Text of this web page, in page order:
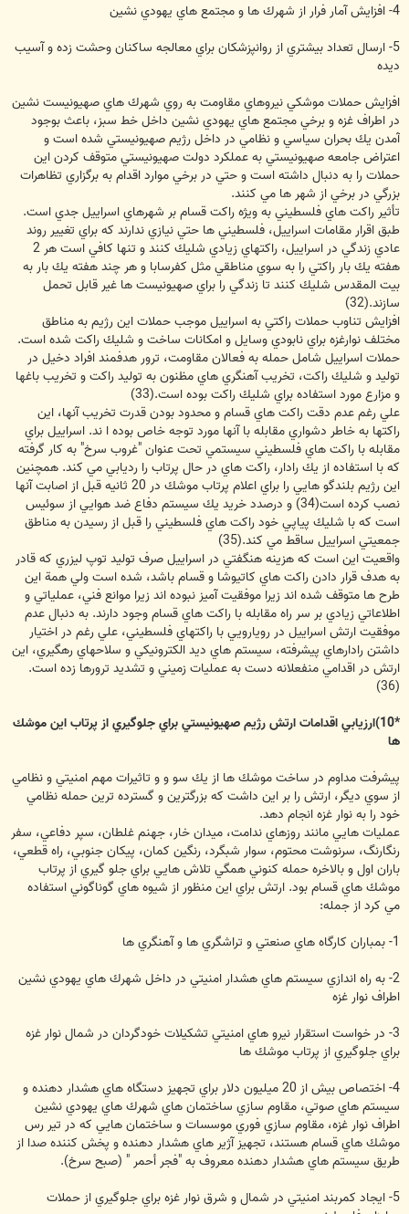
4- افزايش آمار فرار از شهرك ها و مجتمع هاي يهودي نشين
5- ارسال تعداد بيشتري از روانپزشكان براي معالجه ساكنان وحشت زده و آسيب
ديده
افزايش حملات موشكي نيروهاي مقاومت به روي شهرك هاي صهيونيست نشين
در اطراف غزه و برخي مجتمع هاي يهودي نشين داخل خط سبز، باعث بوجود
آمدن يك بحران سياسي و نظامي در داخل رژيم صهيونيستي شده است و
اعتراض جامعه صهيونيستي به عملكرد دولت صهيونيستي متوقف كردن اين
حملات را به دنبال داشته است و حتي در برخي موارد اقدام به برگزاري تظاهرات
بزرگي در برخي از شهر ها مي كنند.
تأثير راكت هاي فلسطيني به ويژه راكت قسام بر شهرهاي اسراييل جدي است.
طبق اقرار مقامات اسراييل، فلسطيني ها حتي نيازي ندارند كه براي تغيير روند
عادي زندگي در اسراييل، راكتهاي زيادي شليك كنند و تنها كافي است هر 2
هفته يك بار راكتي را به سوي مناطقي مثل كفرسابا و هر چند هفته يك بار به
بيت المقدس شليك كنند تا زندگي را براي صهيونيست ها غير قابل تحمل
سازند.(32)
افزايش تناوب حملات راكتي به اسراييل موجب حملات اين رژيم به مناطق
مختلف نوارغزه براي نابودي وسايل و امكانات ساخت و شليك راكت شده است.
حملات اسراييل شامل حمله به فعالان مقاومت، ترور هدفمند افراد دخيل در
توليد و شليك راكت، تخريب آهنگري هاي مظنون به توليد راكت و تخريب باغها
و مزارع مورد استفاده براي شليك راكت بوده است.(33)
علي رغم عدم دقت راكت هاي قسام و محدود بودن قدرت تخريب آنها، اين
راكتها به خاطر دشواري مقابله با آنها مورد توجه خاص بوده ا ند. اسراييل براي
مقابله با راكت هاي فلسطيني سيستمي تحت عنوان "غروب سرخ" به كار گرفته
كه با استفاده از يك رادار، راكت هاي در حال پرتاب را رديابي مي كند. همچنين
اين رژيم بلندگو هايي را براي اعلام پرتاب موشك در 20 ثانيه قبل از اصابت آنها
نصب كرده است(34) و درصدد خريد يك سيستم دفاع ضد هوايي از سوئيس
است كه با شليك پياپي خود راكت هاي فلسطيني را قبل از رسيدن به مناطق
جمعيتي اسراييل ساقط مي كند.(35)
واقعيت اين است كه هزينه هنگفتي در اسراييل صرف توليد توپ ليزري كه قادر
به هدف قرار دادن راكت هاي كاتيوشا و قسام باشد، شده است ولي همة اين
طرح ها متوقف شده اند زيرا موفقيت آميز نبوده اند زيرا موانع فني، عملياتي و
اطلاعاتي زيادي بر سر راه مقابله با راكت هاي قسام وجود دارند. به دنبال عدم
موفقيت ارتش اسراييل در رويارويي با راكتهاي فلسطيني، علي رغم در اختيار
داشتن رادارهاي پيشرفته، سيستم هاي ديد الكترونيكي و سلاحهاي رهگيري، اين
ارتش در اقدامي منفعلانه دست به عمليات زميني و تشديد ترورها زده است.
(36)
*10)ارزيابي اقدامات ارتش رژيم صهيونيستي براي جلوگيري از پرتاب اين موشك
ها
پيشرفت مداوم در ساخت موشك ها از يك سو و و تاثيرات مهم امنيتي و نظامي
از سوي ديگر، ارتش را بر اين داشت كه بزرگترين و گسترده ترين حمله نظامي
خود را به نوار غزه انجام دهد.
عمليات هايي مانند روزهاي ندامت، ميدان خار، جهنم غلطان، سپر دفاعي، سفر
رنگارنگ، سرنوشت محتوم، سوار شبگرد، رنگين كمان، پيكان جنوبي، راه قطعي،
باران اول و بالاخره حمله كنوني همگي تلاش هايي براي جلو گيري از پرتاب
موشك هاي قسام بود. ارتش براي اين منظور از شيوه هاي گوناگوني استفاده
مي كرد از جمله:
1- بمباران كارگاه هاي صنعتي و تراشگري ها و آهنگري ها
2- به راه اندازي سيستم هاي هشدار امنيتي در داخل شهرك هاي يهودي نشين
اطراف نوار غزه
3- در خواست استقرار نيرو هاي امنيتي تشكيلات خودگردان در شمال نوار غزه
براي جلوگيري از پرتاب موشك ها
4- اختصاص بيش از 20 ميليون دلار براي تجهيز دستگاه هاي هشدار دهنده و
سيستم هاي صوتي، مقاوم سازي ساختمان هاي شهرك هاي يهودي نشين
اطراف نوار غزه، مقاوم سازي فوري موسسات و ساختمان هايي كه در تير رس
موشك هاي قسام هستند، تجهيز آژير هاي هشدار دهنده و پخش كننده صدا از
طريق سيستم هاي هشدار دهنده معروف به "فجر أحمر " (صبح سرخ).
5- ايجاد كمربند امنيتي در شمال و شرق نوار غزه براي جلوگيري از حملات